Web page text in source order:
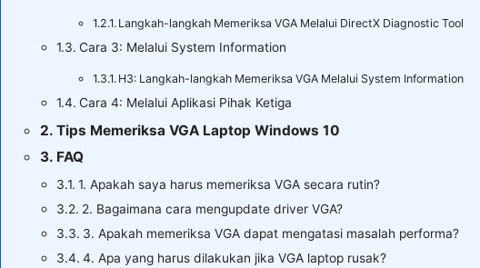
Langkah-langkah Memeriksa VGA Melalui DirectX Diagnostic Tool
Cara 3: Melalui System Information
H3: Langkah-langkah Memeriksa VGA Melalui System Information
Cara 4: Melalui Aplikasi Pihak Ketiga
Tips Memeriksa VGA Laptop Windows 10
FAQ
1. Apakah saya harus memeriksa VGA secara rutin?
2. Bagaimana cara mengupdate driver VGA?
3. Apakah memeriksa VGA dapat mengatasi masalah performa?
4. Apa yang harus dilakukan jika VGA laptop rusak?